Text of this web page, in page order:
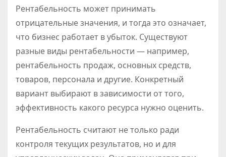
Рентабельность может принимать
отрицательные значения, и тогда это означает,
что бизнес работает в убыток. Существуют
разные виды рентабельности — например,
рентабельность продаж, основных средств,
товаров, персонала и другие. Конкретный
вариант выбирают в зависимости от того,
эффективность какого ресурса нужно оценить.
Рентабельность считают не только ради
контроля текущих результатов, но и для